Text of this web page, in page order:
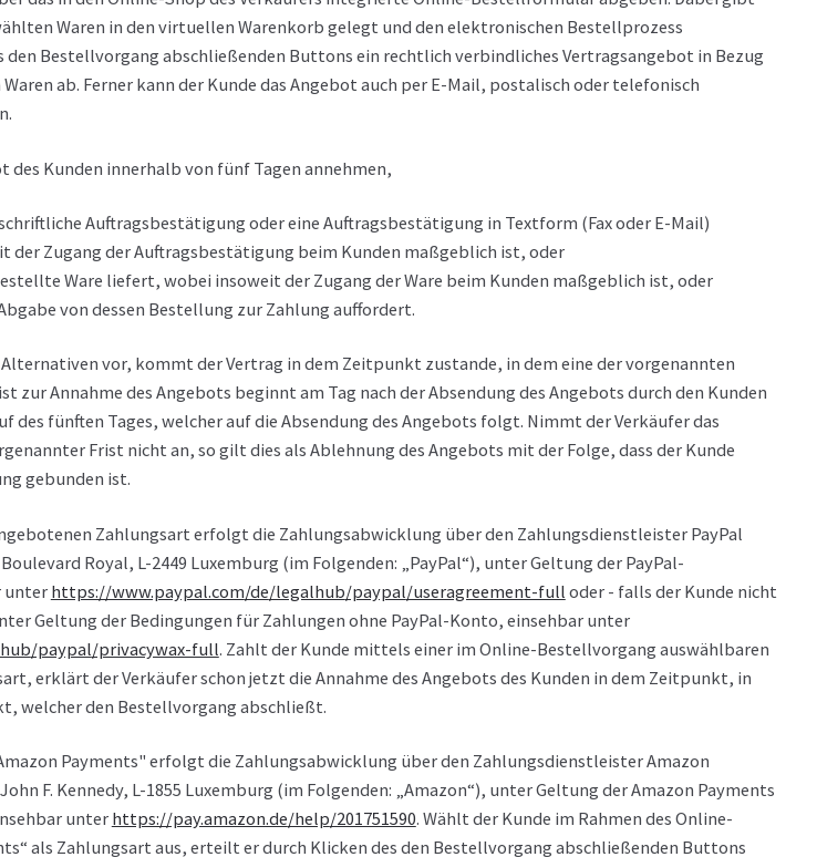
Waren in den virtuellen Warenkorb gelegt und den elektronischen Bestellprozess
Bestellvorgang abschließenden Buttons ein rechtlich verbindliches Vertragsangebot in Bezug
ab. Ferner kann der Kunde das Angebot auch per E-Mail, postalisch oder telefonisch
des Kunden innerhalb von fünf Tagen annehmen,
Auftragsbestätigung oder eine Auftragsbestätigung in Textform (Fax oder E-Mail)
Zugang der Auftragsbestätigung beim Kunden maßgeblich ist, oder
Ware liefert, wobei insoweit der Zugang der Ware beim Kunden maßgeblich ist, oder
von dessen Bestellung zur Zahlung auffordert.
vor, kommt der Vertrag in dem Zeitpunkt zustande, in dem eine der vorgenannten
Annahme des Angebots beginnt am Tag nach der Absendung des Angebots durch den Kunden
des fünften Tages, welcher auf die Absendung des Angebots folgt. Nimmt der Verkäufer das
Frist nicht an, so gilt dies als Ablehnung des Angebots mit der Folge, dass der Kunde
gebunden ist.
Zahlungsart erfolgt die Zahlungsabwicklung über den Zahlungsdienstleister PayPal
Boulevard Royal, L-2449 Luxemburg (im Folgenden: „PayPal“), unter Geltung der PayPal-
unterhttps://www.paypal.com/de/legalhub/paypal/useragreement-full oder - falls der Kunde nicht
Geltung der Bedingungen für Zahlungen ohne PayPal-Konto, einsehbar unter
/paypal/privacywax-full. Zahlt der Kunde mittels einer im Online-Bestellvorgang auswählbaren
erklärt der Verkäufer schon jetzt die Annahme des Angebots des Kunden in dem Zeitpunkt, in
welcher den Bestellvorgang abschließt.
Payments" erfolgt die Zahlungsabwicklung über den Zahlungsdienstleister Amazon
F. Kennedy, L-1855 Luxemburg (im Folgenden: „Amazon“), unter Geltung der Amazon Payments
unter https://pay.amazon.de/help/201751590. Wählt der Kunde im Rahmen des Online-
als Zahlungsart aus, erteilt er durch Klicken des den Bestellvorgang abschließenden Buttons